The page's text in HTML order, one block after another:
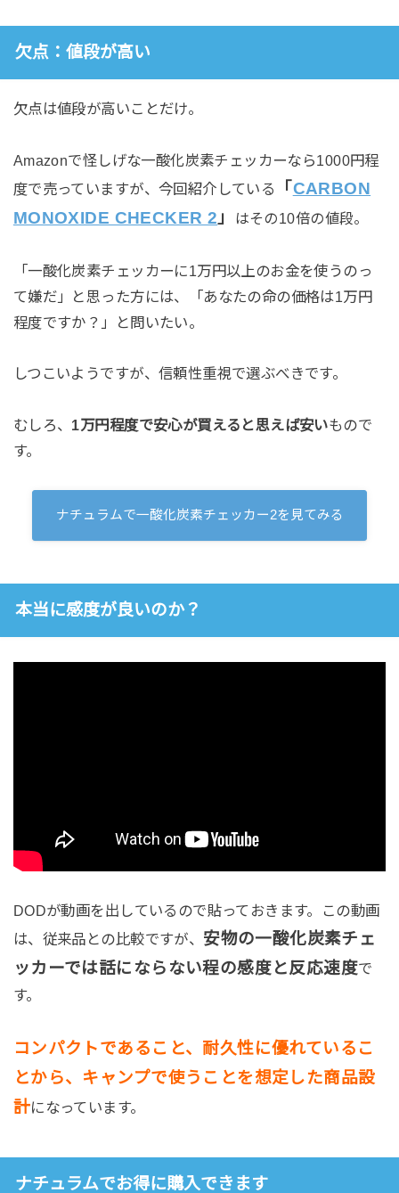
欠点：値段が高い
欠点は値段が高いことだけ。
Amazonで怪しげな一酸化炭素チェッカーなら1000円程
度で売っていますが、今回紹介している
「CARBON
MONOXIDE CHECKER 2 」 はその10倍の値段。
「一酸化炭素チェッカーに1万円以上のお金を使うのっ
て嫌だ」と思った方には、「あなたの命の価格は1万円
程度ですか？」と問いたい。
しつこいようですが、信頼性重視で選ぶべきです。
むしろ、 1万円程度で安心が買えると思えば安いもので
す。
ナチュラムで一酸化炭素チェッカー2を見てみる
本当に感度が良いのか？
DODが動画を出しているので貼っておきます。この動画
は、従来品との比較ですが、 安物の一酸化炭素チェ
ッカーでは話にならない程の感度と反応速度で
す。
コンパクトであること、耐久性に優れているこ
とから、キャンプで使うことを想定した商品設
計になっています。
ナチュラムでお得に購入できます